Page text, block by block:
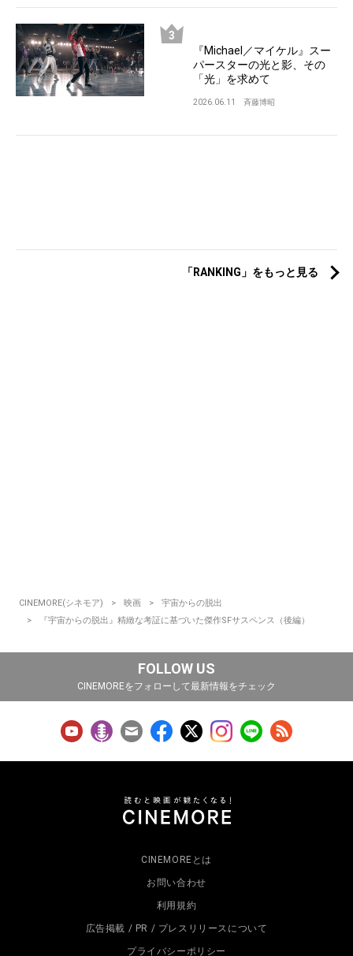
『Michael／マイケル』スー
パースターの光と影、その
「光」を求めて
2026.06.11 斉藤博昭
「RANKING」をもっと見る
CINEMORE(シネモア) 映画
宇宙からの脱出
『宇宙からの脱出』精緻な考証に基づいた傑作SFサスペンス（後編）
FOLLOW US
CINEMOREをフォローして最新情報をチェック
CINEMOREとは
お問い合わせ
利用規約
広告掲載 / PR / プレスリリースについて
プライバシーポリシー